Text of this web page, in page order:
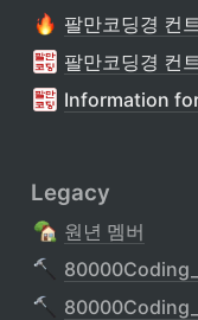
팔만코딩경 컨
팔만코딩경 컨
Information
Legacy
원년 멤버